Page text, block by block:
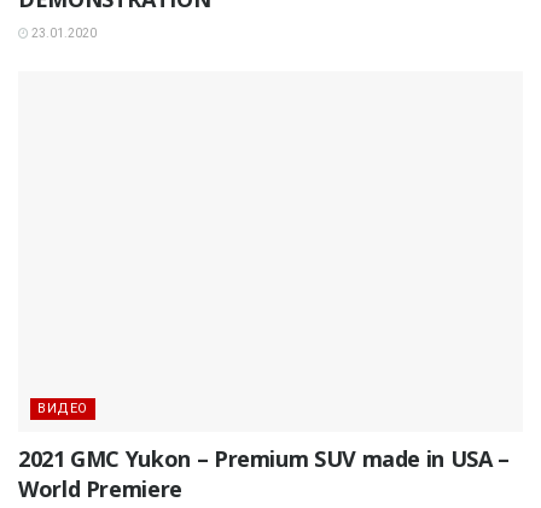
23.01.2020
ВИДЕО
2021 GMC Yukon – Premium SUV made in USA –
World Premiere